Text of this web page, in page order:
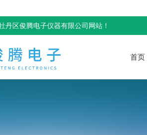
丹区俊腾电子仪器有限公司网站！
首页